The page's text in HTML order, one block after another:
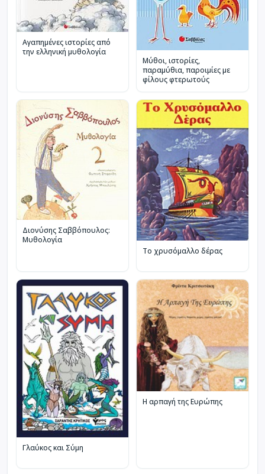
Αγαπημένες ιστορίες από
την ελληνική μυθολογία
Μύθοι, ιστορίες,
παραμύθια, παροιμίες με
φίλους φτερωτούς
Διονύσης Σαββόπουλος:
Μυθολογία
Το χρυσόμαλλο δέρας
Γλαύκος και Σύμη
Η αρπαγή της Ευρώπης